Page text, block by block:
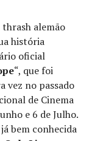
alemão
história
oficial
“, que foi
vez no passado
de Cinema
e 6 de Julho.
bem conhecida